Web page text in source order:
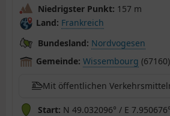
Niedrigster Punkt: 157 m
Land: Frankreich
Bundesland: Nordvogesen
Gemeinde: Wissembourg (67160)
Mit öffentlichen
Start: N 49.032096° / E 7.950676°